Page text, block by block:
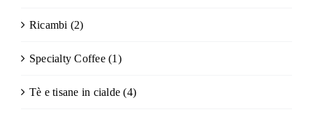
Ricambi (2)
Specialty Coffee (1)
Tè e tisane in cialde (4)